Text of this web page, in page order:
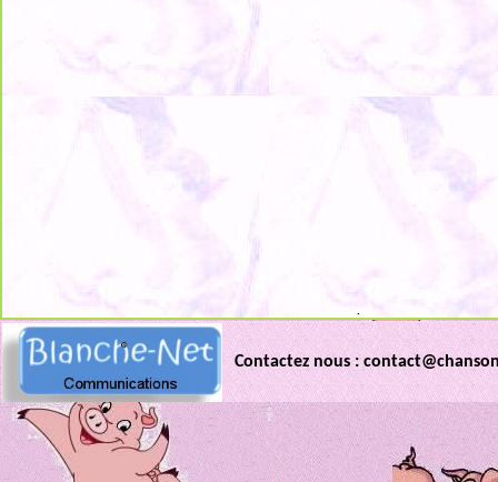
Contactez nous :